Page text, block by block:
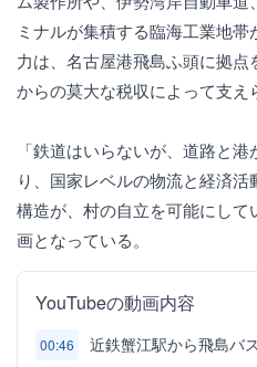
ミナルが集積する臨海工業地
力は、名古屋港飛島ふ頭に拠
からの莫大な税収によって支え
「鉄道はいらないが、道路と
り、国家レベルの物流と経済
構造が、村の自立を可能にし
画となっている。
YouTubeの動画内容
00:46 近鉄蟹江駅から飛島バ